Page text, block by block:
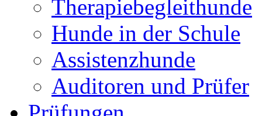
Therapiebegleithunde
Hunde in der Schule
Assistenzhunde
Auditoren und Prüfer